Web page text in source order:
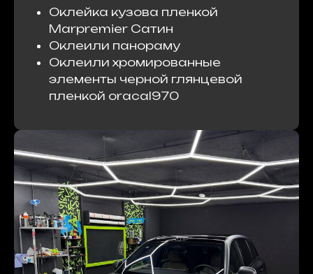
Оклейка кузова пленкой
Marpremier Сатин
Оклеили панораму
Оклеили хромированные
элементы черной глянцевой
пленкой oracal970